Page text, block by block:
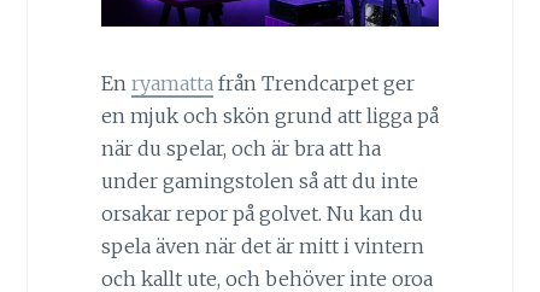
En ryamatta från Trendcarpet ger
en mjuk och skön grund att ligga på
när du spelar, och är bra att ha
under gamingstolen så att du inte
orsakar repor på golvet. Nu kan du
spela även när det är mitt i vintern
och kallt ute, och behöver inte oroa